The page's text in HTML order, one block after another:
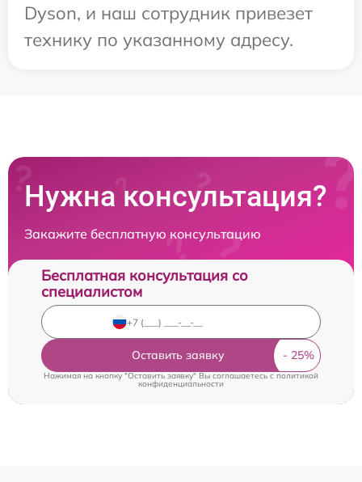
Dyson, и наш сотрудник привезет
технику по указанному адресу.
Нужна консультация?
Закажите бесплатную консультацию
Бесплатная консультация со
специалистом
Оставить заявку
Нажимая на кнопку "Оставить заявку" Вы соглашаетесь cполитикой
конфиденциальности